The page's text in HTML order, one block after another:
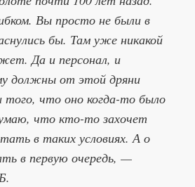
Вы просто не были в
бы. Там уже никакой
Да и персонал, и
должны от этой дряни
что оно когда-то было
что кто-то захочет
в таких условиях. А о
в первую очередь, —